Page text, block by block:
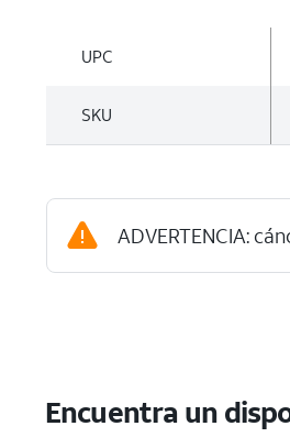
UPC
SKU
ADVERTENCIA:
Encuentra un